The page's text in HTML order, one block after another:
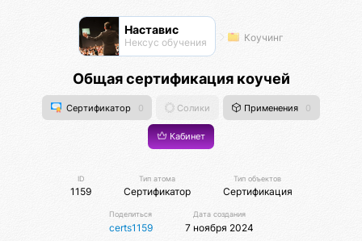
Наставис
Нексус обучения Коучинг
Общая сертификация коучей
Сертификатор 0 Солики Применения 0
Кабинет
ID
1159
Тип атома
Сертификатор
Тип объектов
Сертификация
Поделиться
certs1159
Дата создания
7 ноября 2024